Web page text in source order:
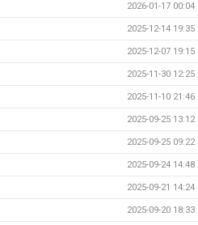
2026-01-17 00:04
2025-12-14 19:35
2025-12-07 19:15
2025-11-30 12:25
2025-11-10 21:46
2025-09-25 13:12
2025-09-25 09:22
2025-09-24 14:48
2025-09-21 14:24
2025-09-20 18:33